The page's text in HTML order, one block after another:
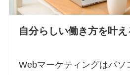
自分らしい働き方を叶え
Webマーケティングはパソ